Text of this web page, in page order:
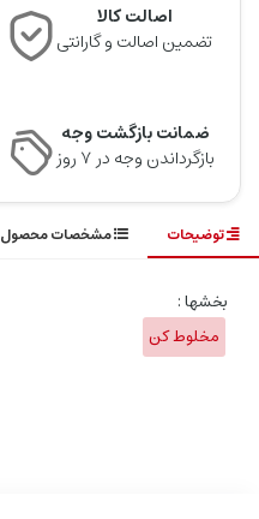
اصالت کالا
تضمین اصالت و گارانتی
ضمانت بازگشت وجه
بازگرداندن وجه در ۷ روز
توضیحات مشخصات محصول
بخشها :
مخلوط کن